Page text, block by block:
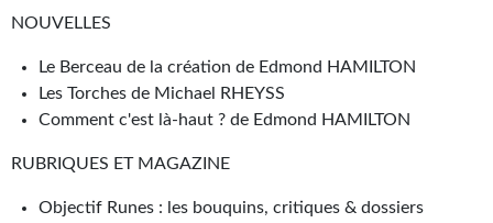
Tous les articles
La Bibliothèque orbitale
Journal d'un homme des bois
FORUMS
CONTACT
NOUVELLES
Le Berceau de la création de Edmond HAMILTON
Les Torches de Michael RHEYSS
Comment c'est là-haut ? de Edmond HAMILTON
RUBRIQUES ET MAGAZINE
Objectif Runes : les bouquins, critiques & dossiers